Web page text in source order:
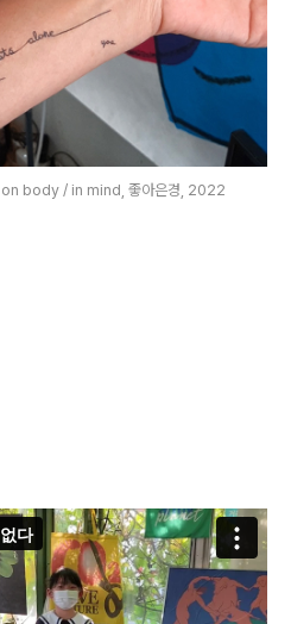
on body / in mind, 좋아은경, 2022